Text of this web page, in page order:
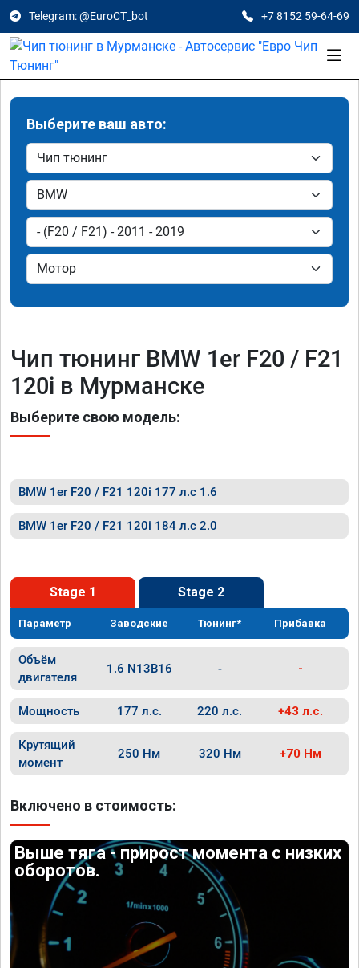
Telegram: @EuroCT_bot +7 8152 59-64-69
Выберите ваш авто:
Чип тюнинг BMW 1er F20 / F21
120i в Мурманске
Выберите свою модель:
BMW 1er F20 / F21 120i 177 л.с 1.6
BMW 1er F20 / F21 120i 184 л.с 2.0
Stage 1 Stage 2
Параметр Заводские Тюнинг* Прибавка
Объём
двигателя
1.6 N13B16 - -
Мощность 177 л.с. 220 л.с. +43 л.с.
Крутящий
момент
250 Нм 320 Нм +70 Нм
Включено в стоимость:
Выше тяга - прирост момента с низких
оборотов.